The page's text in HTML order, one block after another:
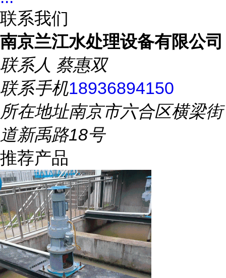
联系我们
南京兰江水处理设备有限公司
联系人 蔡惠双
联系手机18936894150
所在地址南京市六合区横梁街
道新禹路18号
推荐产品